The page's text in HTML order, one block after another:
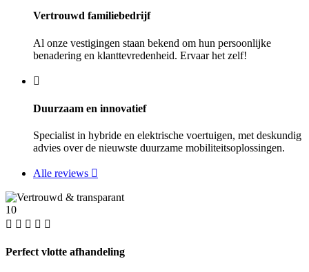
Vertrouwd familiebedrijf
Al onze vestigingen staan bekend om hun persoonlijke
benadering en klanttevredenheid. Ervaar het zelf!
Duurzaam en innovatief
Specialist in hybride en elektrische voertuigen, met deskundig
advies over de nieuwste duurzame mobiliteitsoplossingen.
Alle reviews
10
Perfect vlotte afhandeling